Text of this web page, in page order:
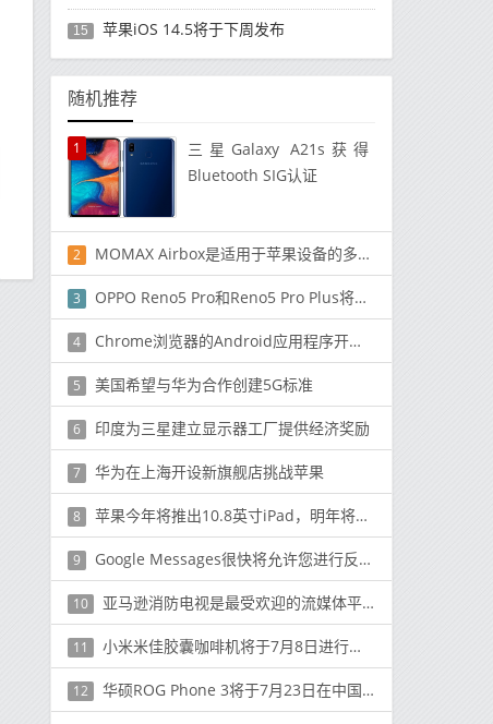
15 苹果iOS 14.5将于下周发布
随机推荐
1
三星Galaxy A21s获得
Bluetooth SIG认证
2 MOMAX Airbox是适用于苹果设备的多设备无线充电电源
3 OPPO Reno5 Pro和Reno5 Pro Plus将由Snapdragon 860供电
4 Chrome浏览器的Android应用程序开始提供链接预览
5 美国希望与华为合作创建5G标准
6 印度为三星建立显示器工厂提供经济奖励
7 华为在上海开设新旗舰店挑战苹果
8 苹果今年将推出10.8英寸iPad，明年将推出8.5英寸iPad Mini
9 Google Messages很快将允许您进行反应 绘制图像等
10 亚马逊消防电视是最受欢迎的流媒体平台
11 小米米佳胶囊咖啡机将于7月8日进行众筹
12 华硕ROG Phone 3将于7月23日在中国推出